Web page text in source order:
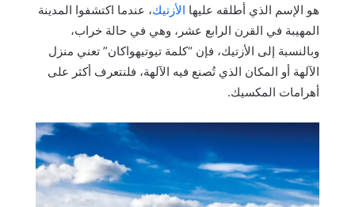
هو الإسم الذي أطلقه عليها الأزتيك، عندما اكتشفوا المدينة
المهيبة في القرن الرابع عشر، وهي في حالة خراب،
وبالنسبة إلى الأزتيك، فإن “كلمة تيوتيهواكان” تعني منزل
الآلهة أو المكان الذي تُصنع فيه الآلهة، فلنتعرف أكثر على
أهرامات المكسيك.